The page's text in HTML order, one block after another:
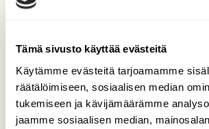
Tämä sivusto käyttää evästeitä
Käytämme evästeitä tarjoamamme
räätälöimiseen, sosiaalisen median
tukemiseen ja kävijämäärämme
jaamme sosiaalisen median,